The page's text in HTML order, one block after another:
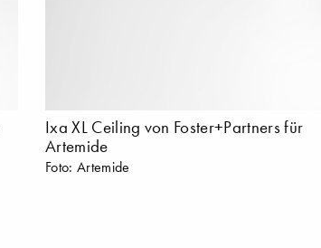
Ixa XL Ceiling von Foster+Partners für
Artemide
Foto: Artemide